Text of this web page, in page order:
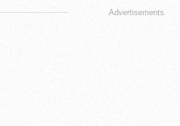
Advertisements